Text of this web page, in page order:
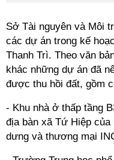
Sở Tài nguyên và Môi
các dự án trong kế
Thanh Trì. Theo văn
khác những dự án đã
được thu hồi đất, gồm
- Khu nhà ở thấp tầng
địa bàn xã Tứ Hiệp
dưng và thương mại